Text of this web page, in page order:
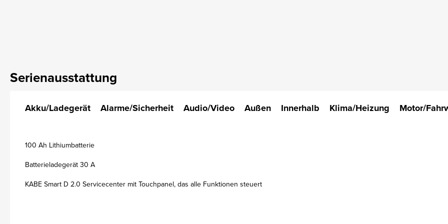
Serienausstattung
Akku/Ladegerät Alarme/Sicherheit Audio/Video Außen Innerhalb Klima/Heizung Motor/
100 Ah Lithiumbatterie
Batterieladegerät 30 A
KABE Smart D 2.0 Servicecenter mit Touchpanel, das alle Funktionen steuert